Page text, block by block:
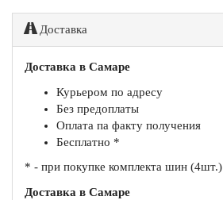
Доставка
Доставка в Самаре
Курьером по адресу
Без предоплаты
Оплата па факту получения
Бесплатно *
* - при покупке комплекта шин (4шт.)
Доставка в Самаре